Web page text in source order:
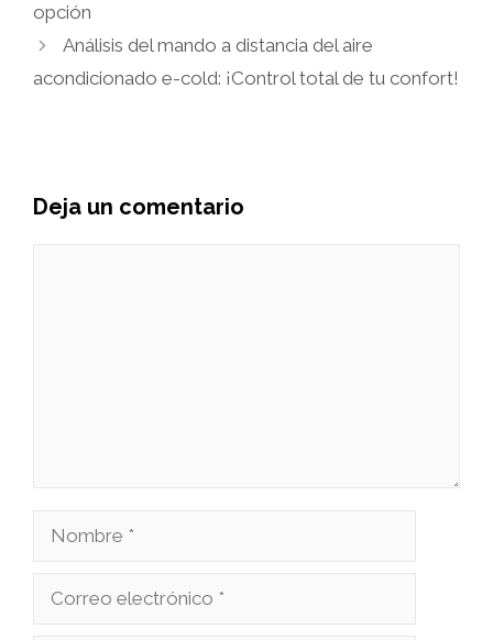
opción
Análisis del mando a distancia del aire
acondicionado e-cold: ¡Control total de tu confort!
Deja un comentario
Nombre
Correo